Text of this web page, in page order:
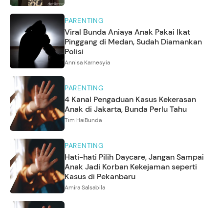
PARENTING
Viral Bunda Aniaya Anak Pakai Ikat
Pinggang di Medan, Sudah Diamankan
Polisi
Annisa Karnesyia
PARENTING
4 Kanal Pengaduan Kasus Kekerasan
Anak di Jakarta, Bunda Perlu Tahu
Tim HaiBunda
PARENTING
Hati-hati Pilih Daycare, Jangan Sampai
Anak Jadi Korban Kekejaman seperti
Kasus di Pekanbaru
Amira Salsabila